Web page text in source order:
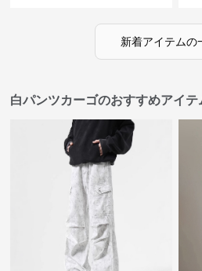
新着アイテムの
白パンツカーゴのおすすめアイテ